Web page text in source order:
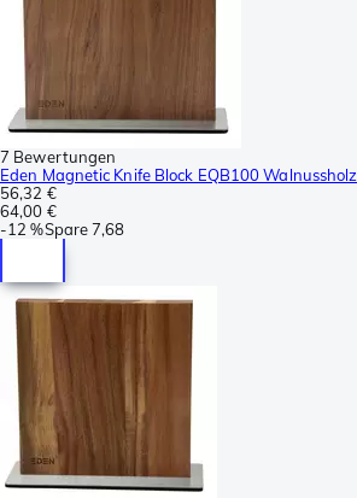
7 Bewertungen
Eden Magnetic Knife Block EQB100 Walnussholz
56,32 €
64,00 €
-12 %Spare7,68